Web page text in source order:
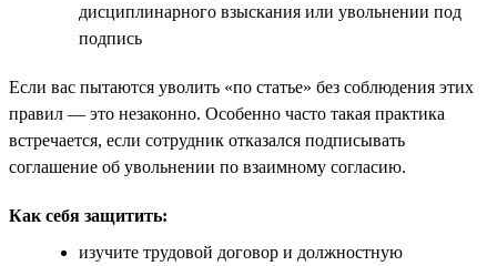
дисциплинарного взыскания или увольнении под
подпись
Если вас пытаются уволить «по статье» без соблюдения этих
правил — это незаконно. Особенно часто такая практика
встречается, если сотрудник отказался подписывать
соглашение об увольнении по взаимному согласию.
Как себя защитить:
изучите трудовой договор и должностную